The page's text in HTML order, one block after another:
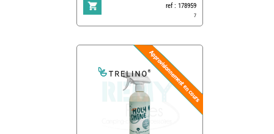
ref : 178959
7